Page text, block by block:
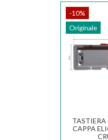
-10%
Originale
TASTIERA
CAPPA